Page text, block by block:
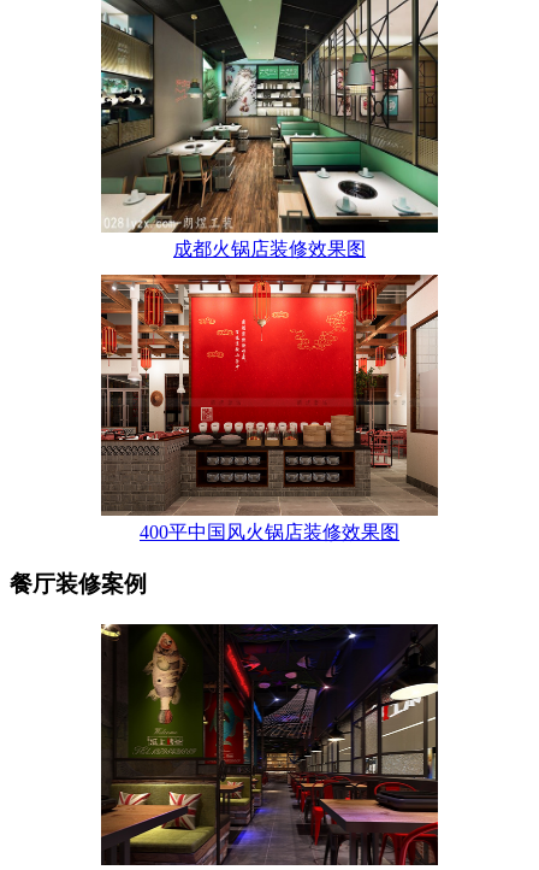
成都火锅店装修效果图
400平中国风火锅店装修效果图
餐厅装修案例